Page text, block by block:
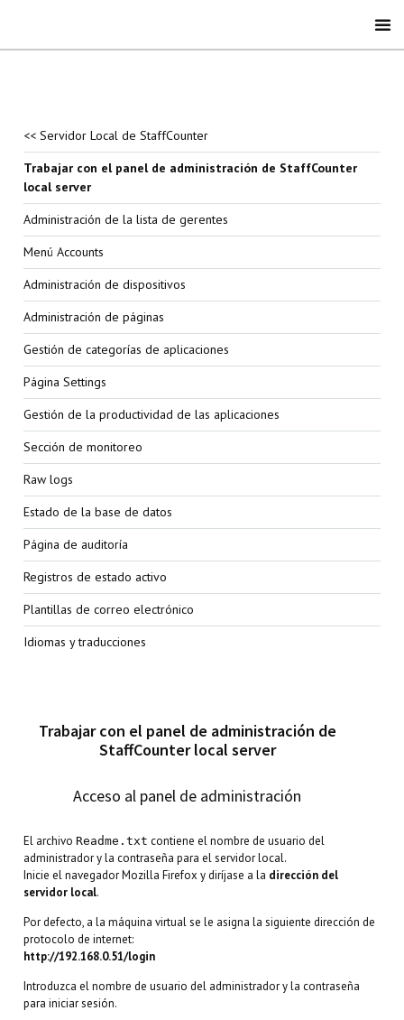
<< Servidor Local de StaffCounter
Trabajar con el panel de administración de StaffCounter
local server
Administración de la lista de gerentes
Menú Accounts
Administración de dispositivos
Administración de páginas
Gestión de categorías de aplicaciones
Página Settings
Gestión de la productividad de las aplicaciones
Sección de monitoreo
Raw logs
Estado de la base de datos
Página de auditoría
Registros de estado activo
Plantillas de correo electrónico
Idiomas y traducciones
Trabajar con el panel de administración de
StaffCounter local server
Acceso al panel de administración
El archivo Readme.txt contiene el nombre de usuario del
administrador y la contraseña para el servidor local.
Inicie el navegador Mozilla Firefox y diríjase a la dirección del
servidor local.
Por defecto, a la máquina virtual se le asigna la siguiente dirección de
protocolo de internet:
http://192.168.0.51/login
Introduzca el nombre de usuario del administrador y la contraseña
para iniciar sesión.